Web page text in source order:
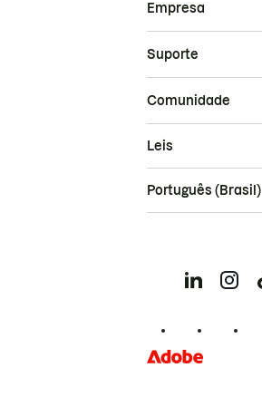
Empresa
Suporte
Comunidade
Leis
Português (Brasil)